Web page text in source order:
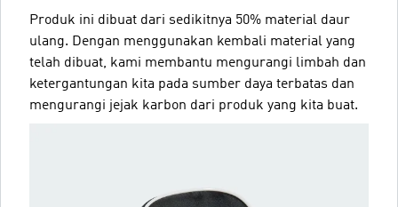
Produk ini dibuat dari sedikitnya 50% material daur
ulang. Dengan menggunakan kembali material yang
telah dibuat, kami membantu mengurangi limbah dan
ketergantungan kita pada sumber daya terbatas dan
mengurangi jejak karbon dari produk yang kita buat.